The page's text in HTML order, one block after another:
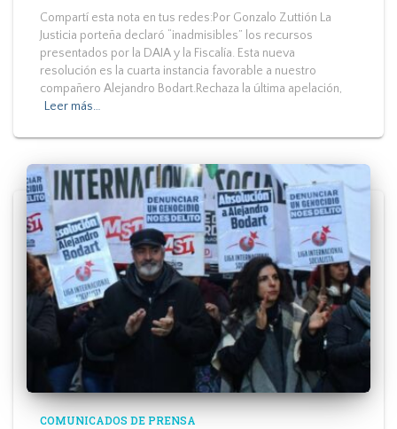
Compartí esta nota en tus redes:Por Gonzalo Zuttión La
Justicia porteña declaró “inadmisibles” los recursos
presentados por la DAIA y la Fiscalía. Esta nueva
resolución es la cuarta instancia favorable a nuestro
compañero Alejandro Bodart.Rechaza la última apelación,
Leer más…
COMUNICADOS DE PRENSA